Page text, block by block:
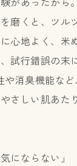
磨くと、ツル
心地よく、米
試行錯誤の末
消臭機能など
さしい肌あた
にならない」